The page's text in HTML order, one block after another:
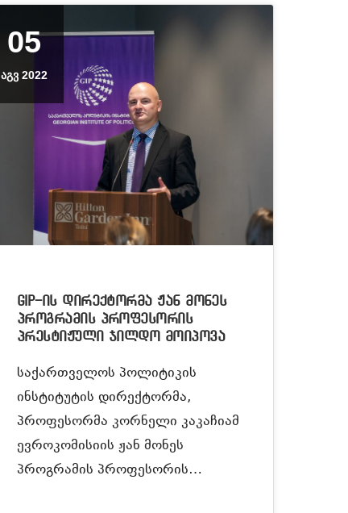
05
ᲐᲒᲕ 2022
GIP-ის დირექტორმა ჟან მონეს
პროგრამის პროფესორის
პრესტიჟული ჯილდო მოიპოვა
საქართველოს პოლიტიკის
ინსტიტუტის დირექტორმა,
პროფესორმა კორნელი კაკაჩიამ
ევროკომისიის ჟან მონეს
პროგრამის პროფესორის…